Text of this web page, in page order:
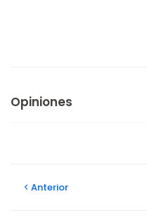
Opiniones
Anterior